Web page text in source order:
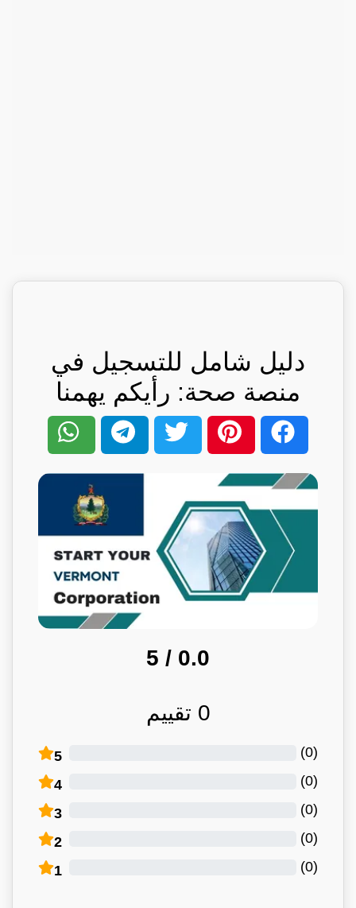
دليل شامل للتسجيل في
منصة صحة: رأيكم يهمنا
0.0
/ 5
0 تقييم
5 (
0
)
4 (
0
)
3 (
0
)
2 (
0
)
1 (
0
)